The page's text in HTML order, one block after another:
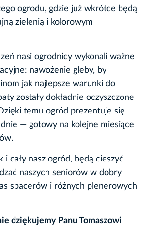
ogrodu, gdzie już wkrótce będą
zielenią i kolorowym
nasi ogrodnicy wykonali ważne
nawożenie gleby, by
jak najlepsze warunki do
zostały dokładnie oczyszczone
temu ogród prezentuje się
— gotowy na kolejne miesiące
i cały nasz ogród, będą cieszyć
naszych seniorów w dobry
spacerów i różnych plenerowych
dziękujemy Panu Tomaszowi